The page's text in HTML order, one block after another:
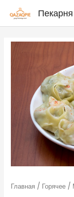
Перейти
Главная / Горячее /
20шт)